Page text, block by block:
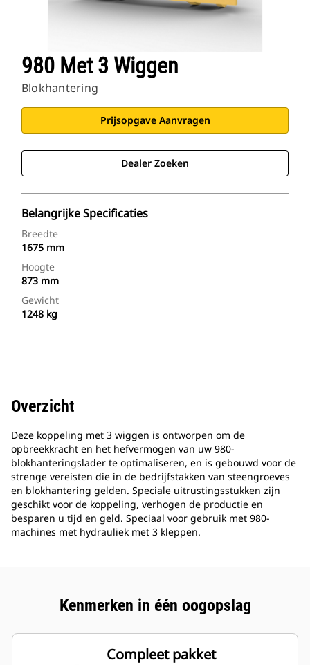
980 Met 3 Wiggen
Blokhantering
Prijsopgave Aanvragen
Dealer Zoeken
Belangrijke Specificaties
Breedte
1675 mm
Hoogte
873 mm
Gewicht
1248 kg
Overzicht
Deze koppeling met 3 wiggen is ontworpen om de
opbreekkracht en het hefvermogen van uw 980-
blokhanteringslader te optimaliseren, en is gebouwd voor de
strenge vereisten die in de bedrijfstakken van steengroeves
en blokhantering gelden. Speciale uitrustingsstukken zijn
geschikt voor de koppeling, verhogen de productie en
besparen u tijd en geld. Speciaal voor gebruik met 980-
machines met hydrauliek met 3 kleppen.
Kenmerken in één oogopslag
Compleet pakket